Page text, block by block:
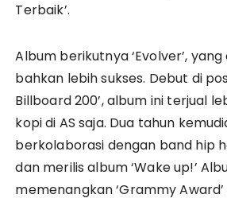
Terbaik’.
Album berikutnya ‘Evolver’,
bahkan lebih sukses. Debut di
Billboard 200’, album ini terjual
kopi di AS saja. Dua tahun
berkolaborasi dengan band hip
dan merilis album ‘Wake up!’
memenangkan ‘Grammy Award’